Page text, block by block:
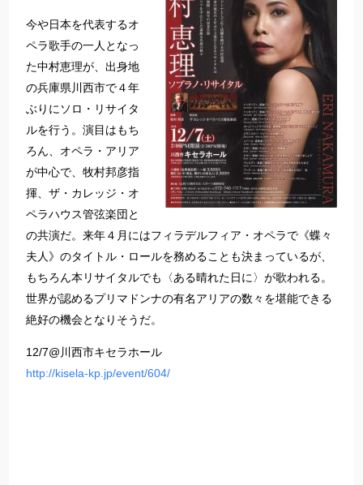
今や日本を代表するオ
ペラ歌手の一人となっ
た中村恵理が、出身地
の兵庫県川西市で４年
ぶりにソロ・リサイタ
ルを行う。演目はもち
ろん、オペラ・アリア
が中心で、牧村邦彦指
揮、ザ・カレッジ・オ
ペラハウス管弦楽団と
の共演だ。来年４月にはフィラデルフィア・オペラで《蝶々
夫人》のタイトル・ロールを務めることも決まっているが、
もちろん本リサイタルでも〈ある晴れた日に〉が歌われる。
世界が認めるプリマドンナの有名アリアの数々を堪能できる
絶好の機会となりそうだ。
12/7@川西市キセラホール
http://kisela-kp.jp/event/604/